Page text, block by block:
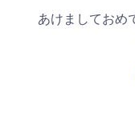
あけましておめ